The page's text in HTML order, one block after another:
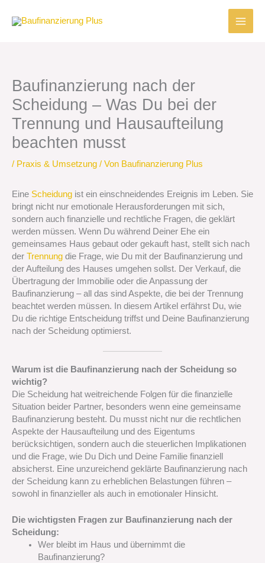
Inhalt
Baufinanzierung nach der
Scheidung – Was Du bei der
Trennung und Hausaufteilung
beachten musst
/ Praxis & Umsetzung / Von Baufinanzierung Plus
Eine Scheidung ist ein einschneidendes Ereignis im Leben. Sie
bringt nicht nur emotionale Herausforderungen mit sich,
sondern auch finanzielle und rechtliche Fragen, die geklärt
werden müssen. Wenn Du während Deiner Ehe ein
gemeinsames Haus gebaut oder gekauft hast, stellt sich nach
der Trennung die Frage, wie Du mit der Baufinanzierung und
der Aufteilung des Hauses umgehen sollst. Der Verkauf, die
Übertragung der Immobilie oder die Anpassung der
Baufinanzierung – all das sind Aspekte, die bei der Trennung
beachtet werden müssen. In diesem Artikel erfährst Du, wie
Du die richtige Entscheidung triffst und Deine Baufinanzierung
nach der Scheidung optimierst.
Warum ist die Baufinanzierung nach der Scheidung so
wichtig?
Die Scheidung hat weitreichende Folgen für die finanzielle
Situation beider Partner, besonders wenn eine gemeinsame
Baufinanzierung besteht. Du musst nicht nur die rechtlichen
Aspekte der Hausaufteilung und des Eigentums
berücksichtigen, sondern auch die steuerlichen Implikationen
und die Frage, wie Du Dich und Deine Familie finanziell
absicherst. Eine unzureichend geklärte Baufinanzierung nach
der Scheidung kann zu erheblichen Belastungen führen –
sowohl in finanzieller als auch in emotionaler Hinsicht.
Die wichtigsten Fragen zur Baufinanzierung nach der
Scheidung:
Wer bleibt im Haus und übernimmt die
Baufinanzierung?